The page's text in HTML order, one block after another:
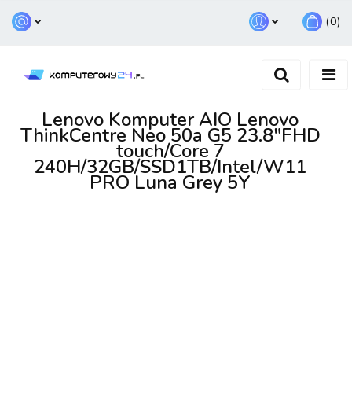
Zarejestruj się
(0)
Lenovo Komputer AIO Lenovo
ThinkCentre Neo 50a G5 23.8"FHD
touch/Core 7
240H/32GB/SSD1TB/Intel/W11
PRO Luna Grey 5Y